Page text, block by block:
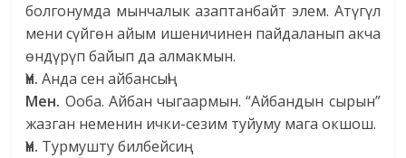
болгонумда мынчалык азаптанбайт элем. Атүгүл
мени сүйгөн айым ишеничинен пайдаланып акча
өндүрүп байып да алмакмын.
Үн. Анда сен айбансың!
Мен. Ооба. Айбан чыгаармын. “Айбандын сырын”
жазган неменин ички-сезим туйуму мага окшош.
Үн. Турмушту билбейсиң.